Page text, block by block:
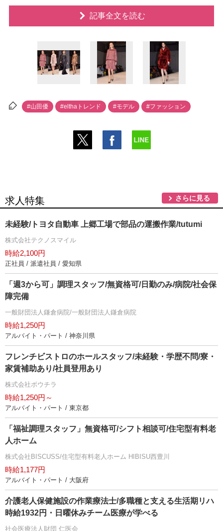
記事全文を読む
#山田優 #elthaトレンド #モデル #ファッション
求人特集 さらに見る
未経験/トヨタ自動車 上郷工場で部品の運搬作業/tutumi
株式会社テクノスマイル
時給2,100円
正社員 / 派遣社員 / 愛知県
「週3から可」調理スタッフ/無資格可/日勤のみ/病院/社会保
障完備
一般財団法人鎌倉病院/一般財団法人鎌倉病院
時給1,250円
アルバイト・パート / 神奈川県
フレンチビストロのホールスタッフ/未経験・学歴不問/寮・
家賃補助あり/社員登用あり
株式会社ボウチラ
時給1,250円～
アルバイト・パート / 東京都
「福祉調理スタッフ」無資格可/シフト相談可/住宅型有料老
人ホーム
株式会社BISCUSS/住宅型有料老人ホーム HIBISU西豊川
時給1,177円
アルバイト・パート / 大阪府
介護老人保健施設の作業療法士/多職種と支える生活期リハ
時給1932円・日曜休みチーム医療が学べる
社会医療法人財団 仁医会